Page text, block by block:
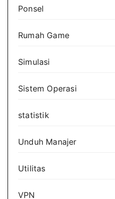
Ponsel
Rumah Game
Simulasi
Sistem Operasi
statistik
Unduh Manajer
Utilitas
VPN